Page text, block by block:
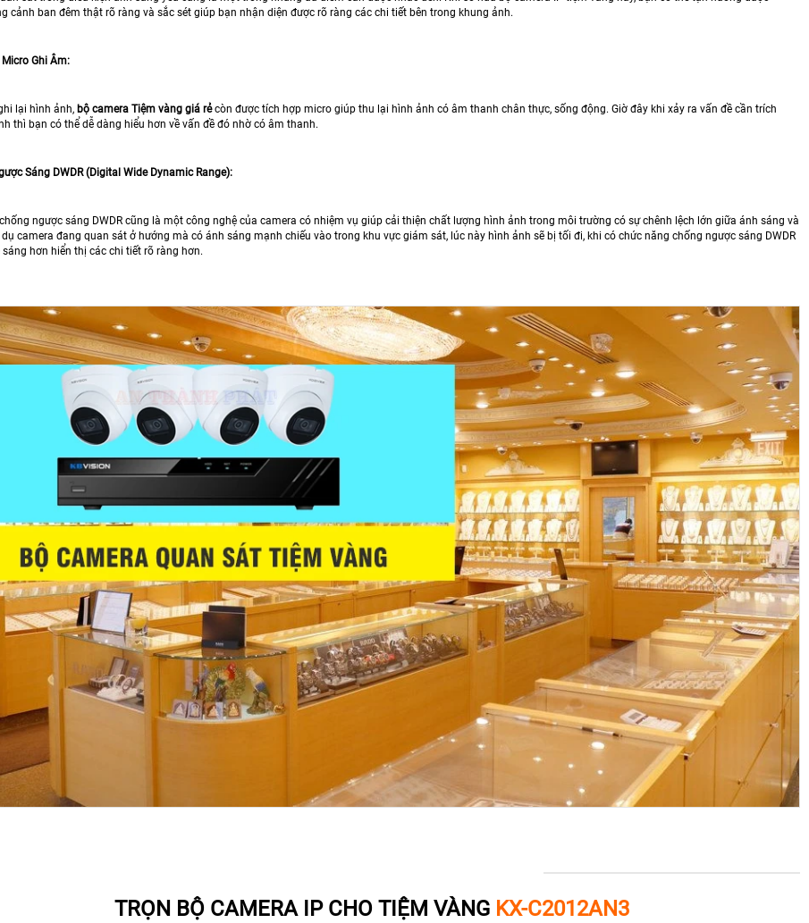
cảnh ban đêm thật rõ ràng và sắc sét giúp bạn nhận diện được rõ ràng các chi tiết bên trong khung ảnh.
Ghi Âm:
lại hình ảnh, bộ camera Tiệm vàng giá rẻcòn được tích hợp micro giúp thu lại hình ảnh có âm thanh chân thực, sống động. Giờ đây khi xảy ra vấn đề cần trích
thì bạn có thể dễ dàng hiểu hơn về vấn đề đó nhờ có âm thanh.
Sáng DWDR (Digital Wide Dynamic Range):
ngược sáng DWDR cũng là một công nghệ của camera có nhiệm vụ giúp cải thiện chất lượng hình ảnh trong môi trường có sự chênh lệch lớn giữa ánh sáng và
camera đang quan sát ở hướng mà có ánh sáng mạnh chiếu vào trong khu vực giám sát, lúc này hình ảnh sẽ bị tối đi, khi có chức năng chống ngược sáng DWDR
sáng hơn hiển thị các chi tiết rõ ràng hơn.
TRỌN BỘ CAMERA IP CHO TIỆM VÀNG KX-C2012AN3